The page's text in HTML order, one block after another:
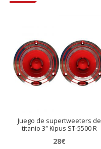
Juego de supertweeters de
titanio 3″ Kipus ST-5500 R
28€